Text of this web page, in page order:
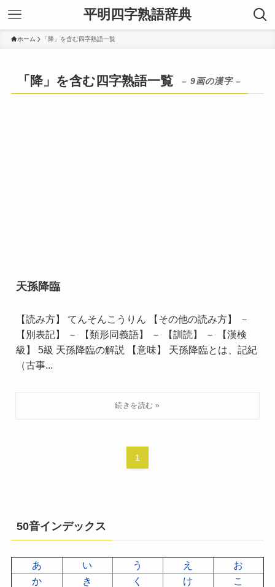
平明四字熟語辞典
ホーム 「降」を含む四字熟語一覧
「降」を含む四字熟語一覧 – 9画の漢字 –
天孫降臨
【読み方】 てんそんこうりん 【その他の読み方】 －
【別表記】 － 【類形同義語】 － 【訓読】 － 【漢検
級】 5級 天孫降臨の解説 【意味】 天孫降臨とは、記紀
（古事...
1
50音インデックス
あ い う え
お
か
き く け
こ